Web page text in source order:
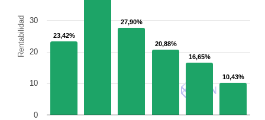
Rentabilidad 23,42%
23,42%
27,90%
27,90%
20,88%
20,88%
16,65%
16,65%
10,43%
10,43%
0
10
20
30